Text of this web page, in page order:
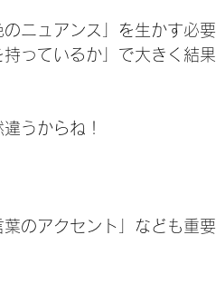
ニュアンス」を生かす必要
っているか」で大きく結果
うからね！
のアクセント」なども重要